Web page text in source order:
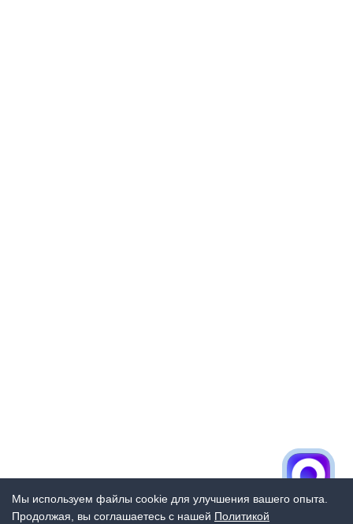
Мы используем файлы cookie для улучшения вашего опыта.
Продолжая, вы соглашаетесь с нашей Политикой